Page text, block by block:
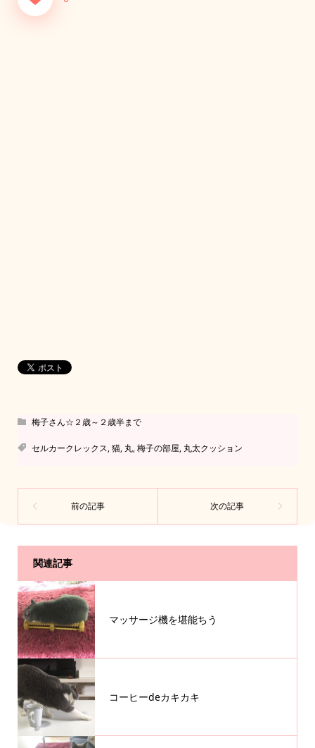
梅子さん☆２歳～２歳半まで
セルカークレックス,猫, 丸,梅子の部屋, 丸太クッション
関連記事
マッサージ機を堪能ちう
コーヒーdeカキカキ